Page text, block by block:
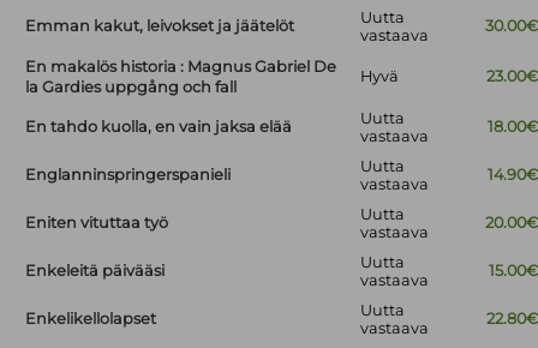
Emman kakut, leivokset ja jäätelöt
Uutta
vastaava
30.00€
En makalös historia : Magnus Gabriel De
la Gardies uppgång och fall
Hyvä 23.00€
En tahdo kuolla, en vain jaksa elää
Uutta
vastaava
18.00€
Englanninspringerspanieli
Uutta
vastaava
14.90€
Eniten vituttaa työ
Uutta
vastaava
20.00€
Enkeleitä päivääsi
Uutta
vastaava
15.00€
Enkelikellolapset
Uutta
vastaava
22.80€